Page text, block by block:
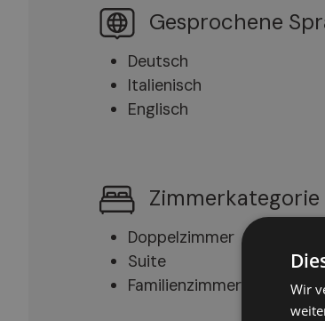
Gesprochene
Deutsch
Italienisch
Englisch
Zimmerkategorie
Doppelzimmer
Suite
Familienzimmer
Wir